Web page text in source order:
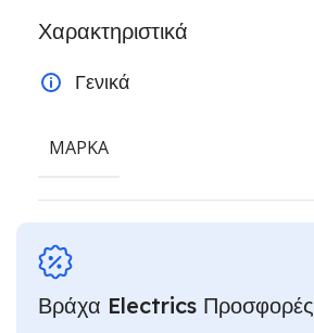
Χαρακτηριστικά
Γενικά
ΜΆΡΚΑ
Βράχα Electrics Προσφορές